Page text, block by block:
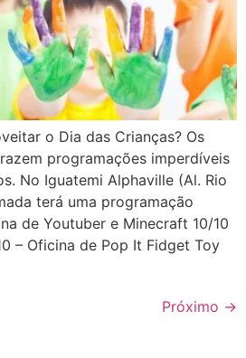
o Dia das Crianças? Os
programações imperdíveis
No Iguatemi Alphaville (Al. Rio
terá uma programação
de Youtuber e Minecraft 10/10
– Oficina de Pop It Fidget Toy
Próximo →